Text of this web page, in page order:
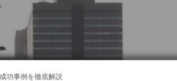
功事例を徹底解説